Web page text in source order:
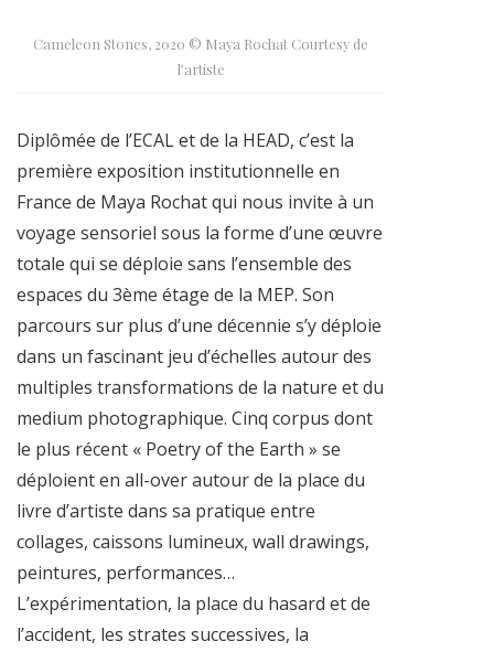
Cameleon Stones, 2020 © Maya Rochat Courtesy de
l’artiste
Diplômée de l’ECAL et de la HEAD, c’est la
première exposition institutionnelle en
France de Maya Rochat qui nous invite à un
voyage sensoriel sous la forme d’une œuvre
totale qui se déploie sans l’ensemble des
espaces du 3ème étage de la MEP. Son
parcours sur plus d’une décennie s’y déploie
dans un fascinant jeu d’échelles autour des
multiples transformations de la nature et du
medium photographique. Cinq corpus dont
le plus récent « Poetry of the Earth » se
déploient en all-over autour de la place du
livre d’artiste dans sa pratique entre
collages, caissons lumineux, wall drawings,
peintures, performances…
L’expérimentation, la place du hasard et de
l’accident, les strates successives, la